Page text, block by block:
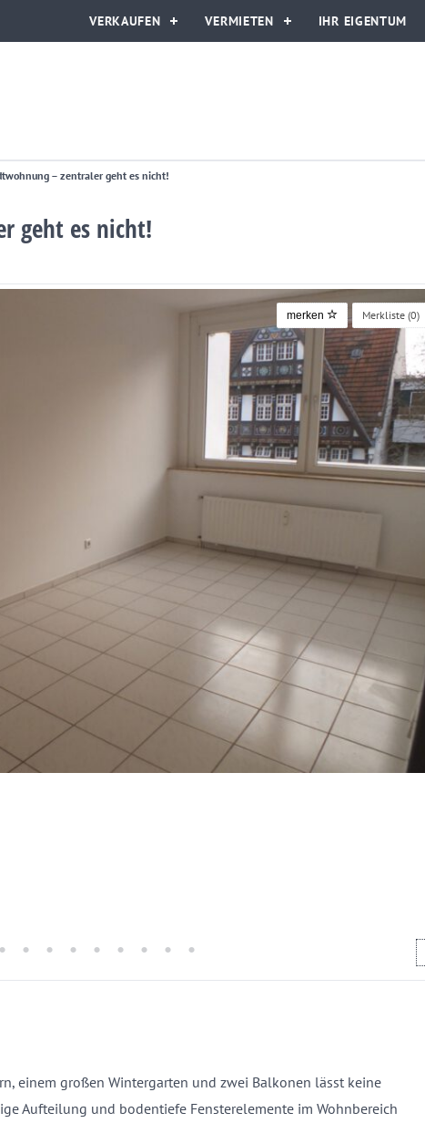
VERKAUFEN VERMIETEN IHR EIGENTUM
– zentraler geht es nicht!
geht es nicht!
Merkliste (0)
merken
einem großen Wintergarten und zwei Balkonen lässt keine
Aufteilung und bodentiefe Fensterelemente im Wohnbereich